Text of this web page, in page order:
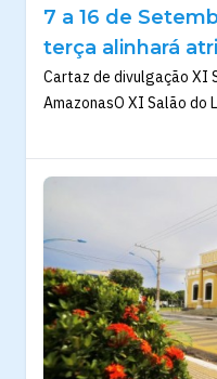
7 a 16 de
terça alinhará
Cartaz de divulgação XI
AmazonasO XI Salão do